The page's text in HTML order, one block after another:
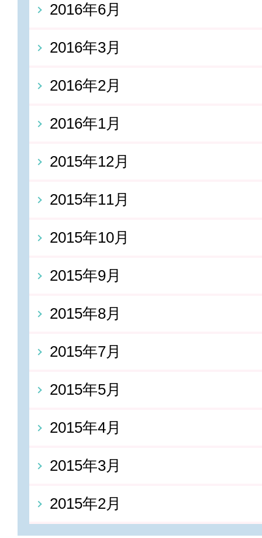
2016年6月
2016年3月
2016年2月
2016年1月
2015年12月
2015年11月
2015年10月
2015年9月
2015年8月
2015年7月
2015年5月
2015年4月
2015年3月
2015年2月